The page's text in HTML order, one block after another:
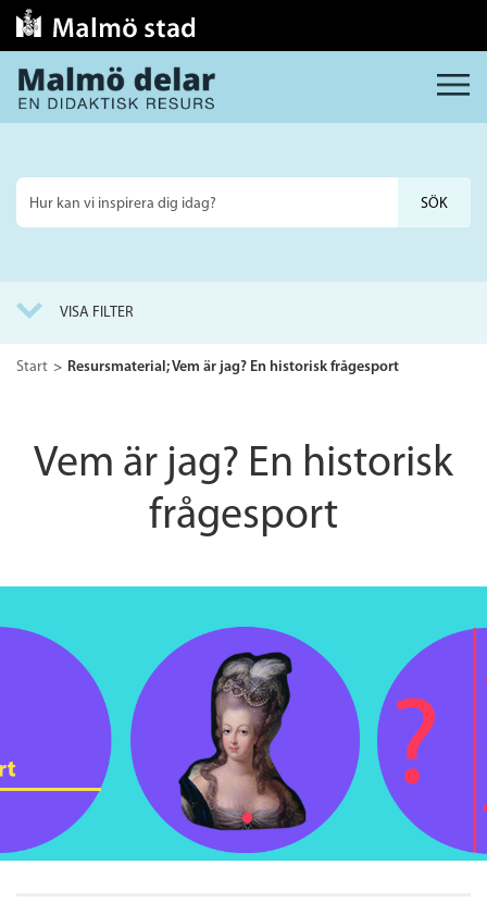
MENY
Sök
på
VISA FILTER
Start Resursmaterial; Vem är jag? En historisk frågesport
Vem är jag? En historisk
frågesport